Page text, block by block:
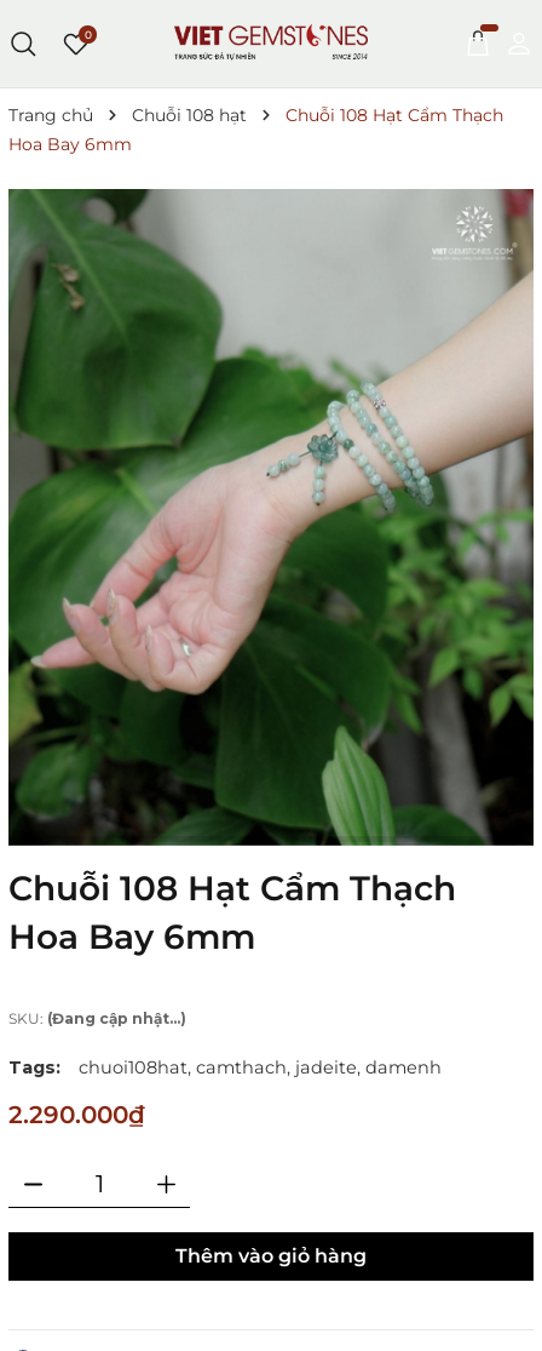
0
Trang chủ Chuỗi 108 hạt
Chuỗi 108 Hạt Cẩm Thạch
Hoa Bay 6mm
Chuỗi 108 Hạt Cẩm Thạch
Hoa Bay 6mm
SKU: (Đang cập nhật...)
Tags: chuoi108hat, camthach, jadeite, damenh
2.290.000₫
Thêm vào giỏ hàng